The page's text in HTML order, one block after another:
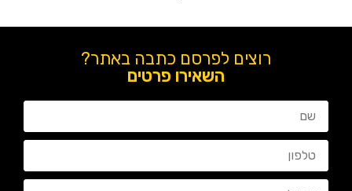
רוצים לפרסם כתבה באתר?
השאירו פרטים